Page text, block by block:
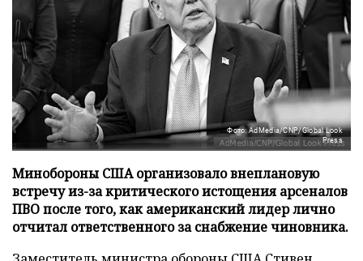
Фото: AdMedia/CNP/Global Look
Press
Минобороны США организовало внеплановую
встречу из-за критического истощения арсеналов
ПВО после того, как американский лидер лично
отчитал ответственного за снабжение чиновника.